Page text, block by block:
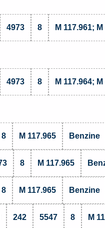
4973 8 M 117.961;
4973 8 M 117.964;
8 M 117.965 Benzine
8 M 117.965
8 M 117.965 Benzine
242 5547 8 M